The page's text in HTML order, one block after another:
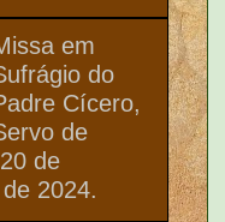
em
do
Cícero,
de
de
2024.